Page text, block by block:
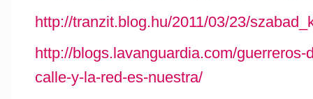
http://tranzit.blog.hu/2011/03/23/
http://blogs.lavanguardia.com/guerreros-
calle-y-la-red-es-nuestra/